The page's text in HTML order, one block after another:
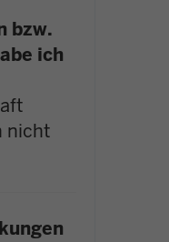
bzw.
ich
nicht